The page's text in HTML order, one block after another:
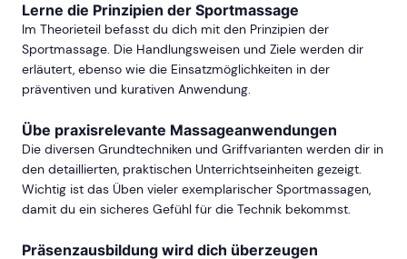
Lerne die Prinzipien der Sportmassage
Im Theorieteil befasst du dich mit den Prinzipien der
Sportmassage. Die Handlungsweisen und Ziele werden dir
erläutert, ebenso wie die Einsatzmöglichkeiten in der
präventiven und kurativen Anwendung.
Übe praxisrelevante Massageanwendungen
Die diversen Grundtechniken und Griffvarianten werden dir in
den detaillierten, praktischen Unterrichtseinheiten gezeigt.
Wichtig ist das Üben vieler exemplarischer Sportmassagen,
damit du ein sicheres Gefühl für die Technik bekommst.
Präsenzausbildung wird dich überzeugen